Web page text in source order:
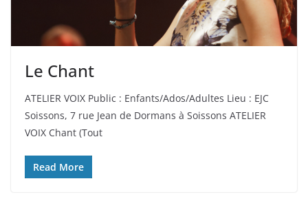
Le Chant
ATELIER VOIX Public : Enfants/Ados/Adultes Lieu : EJC
Soissons, 7 rue Jean de Dormans à Soissons ATELIER
VOIX Chant (Tout
Read More